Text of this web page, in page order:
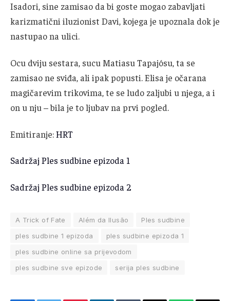
Isadori, sine zamisao da bi goste mogao zabavljati
karizmatični iluzionist Davi, kojega je upoznala dok je
nastupao na ulici.
Ocu dviju sestara, sucu Matiasu Tapajósu, ta se
zamisao ne sviđa, ali ipak popusti. Elisa je očarana
magičarevim trikovima, te se ludo zaljubi u njega, a i
on u nju – bila je to ljubav na prvi pogled.
Emitiranje:HRT
Sadržaj Ples sudbine epizoda 1
Sadržaj Ples sudbine epizoda 2
A Trick of Fate Além da Ilusão
Ples sudbine
ples sudbine 1 epizoda
ples sudbine epizoda 1
ples sudbine online sa prijevodom
ples sudbine sve epizode
serija ples sudbine